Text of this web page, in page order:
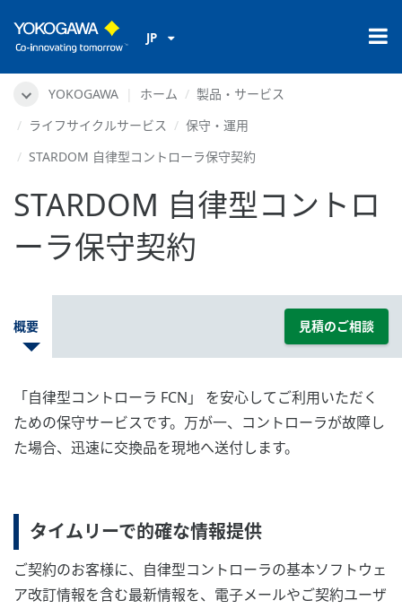
JP
YOKOGAWA ホーム
製品・サービス
ライフサイクルサービス
保守・運用
STARDOM 自律型コントローラ保守契約
STARDOM 自律型コントロ
ーラ保守契約
概要 見積のご相談
「自律型コントローラ FCN」 を安心してご利用いただく
ための保守サービスです。万が一、コントローラが故障し
た場合、迅速に交換品を現地へ送付します。
タイムリーで的確な情報提供
ご契約のお客様に、自律型コントローラの基本ソフトウェ
ア改訂情報を含む最新情報を、電子メールやご契約ユーザ